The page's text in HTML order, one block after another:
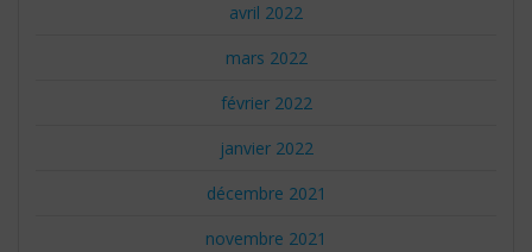
avril 2022
mars 2022
février 2022
janvier 2022
décembre 2021
novembre 2021